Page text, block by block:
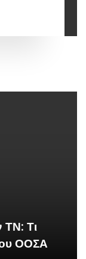
ΤΝ: Τι
ΟΟΣΑ